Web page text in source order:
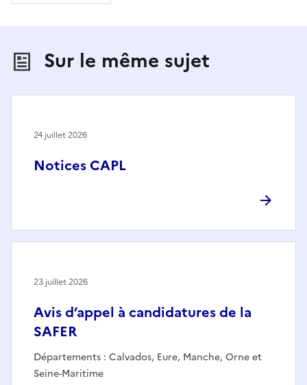
Sur le même sujet
Notices CAPL
24 juillet 2026
Avis d’appel à candidatures de la
SAFER
Départements : Calvados, Eure, Manche, Orne et
Seine-Maritime
23 juillet 2026